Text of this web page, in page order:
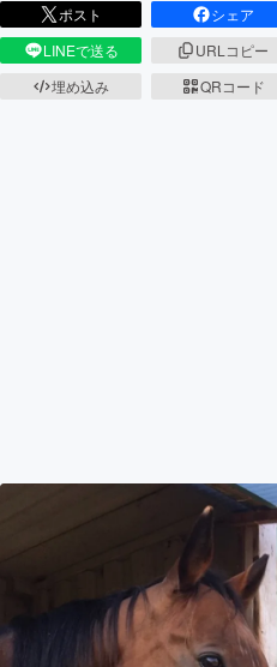
ポスト
シェア
LINEで送る
URLコピー
埋め込み
QRコード